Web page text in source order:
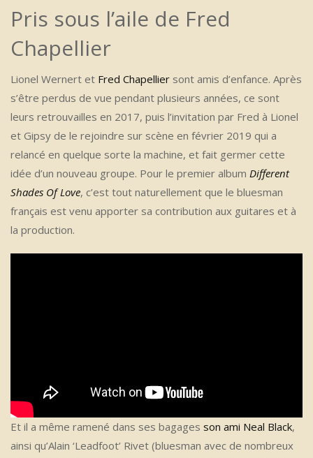
Pris sous l’aile de Fred
Chapellier
Lionel Wernert et Fred Chapellier sont amis d’enfance. Après
s’être perdus de vue pendant plusieurs années, ce sont
leurs retrouvailles en 2017, puis l’invitation par Fred à Lionel
et Gipsy de le rejoindre sur scène en février 2019 qui a
relancé en quelque sorte la machine, et fait germer cette
idée d’un nouveau groupe. Pour le premier album Different
Shades Of Love, c’est tout naturellement que le bluesman
français est venu apporter sa contribution aux guitares et à
la production.
Et il a même ramené dans ses bagages son ami Neal Black,
ainsi qu’Alain ‘Leadfoot’ Rivet (bluesman avec de nombreux